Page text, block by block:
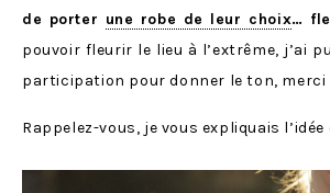
de porter une robe de leur choix…
pouvoir fleurir le lieu à l’extrême, j’ai
participation pour donner le ton, merci
Rappelez-vous, je vous expliquais l’idée